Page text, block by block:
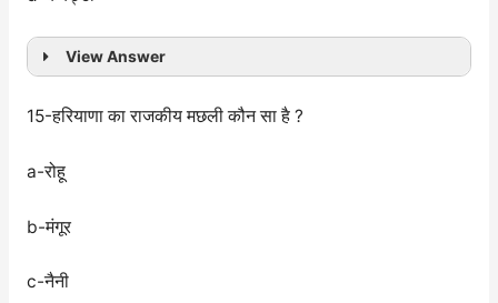
View Answer
15-हरियाणा का राजकीय मछली कौन सा है ?
a-रोहू
b-मंगूर
c-नैनी